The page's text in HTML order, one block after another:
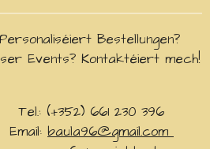
Bestellungen?
Events? Kontaktéiert mech!
(+352) 661 230 396
baula96@gmail.com